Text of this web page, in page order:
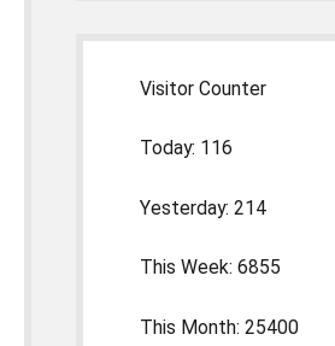
Visitor Counter
Today: 116
Yesterday: 214
This Week: 6855
This Month: 25400